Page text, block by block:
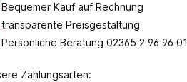
Bequemer Kauf auf Rechnung
transparente Preisgestaltung
Persönliche Beratung 02365 2 96 96 01
Zahlungsarten: